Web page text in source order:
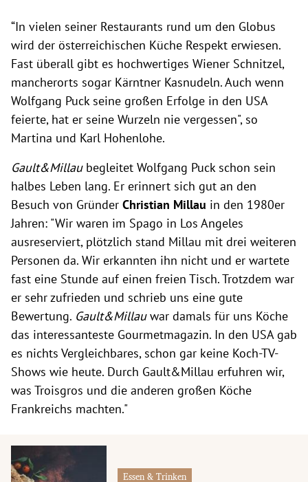
“In vielen seiner Restaurants rund um den Globus
wird der österreichischen Küche Respekt erwiesen.
Fast überall gibt es hochwertiges Wiener Schnitzel,
mancherorts sogar Kärntner Kasnudeln. Auch wenn
Wolfgang Puck seine großen Erfolge in den USA
feierte, hat er seine Wurzeln nie vergessen", so
Martina und Karl Hohenlohe.
Gault&Millaubegleitet Wolfgang Puck schon sein
halbes Leben lang. Er erinnert sich gut an den
Besuch von Gründer Christian Millau in den 1980er
Jahren: "Wir waren im Spago in Los Angeles
ausreserviert, plötzlich stand Millau mit drei weiteren
Personen da. Wir erkannten ihn nicht und er wartete
fast eine Stunde auf einen freien Tisch. Trotzdem war
er sehr zufrieden und schrieb uns eine gute
Bewertung. Gault&Millauwar damals für uns Köche
das interessanteste Gourmetmagazin. In den USA gab
es nichts Vergleichbares, schon gar keine Koch-TV-
Shows wie heute. Durch Gault&Millau erfuhren wir,
was Troisgros und die anderen großen Köche
Frankreichs machten."
Essen & Trinken